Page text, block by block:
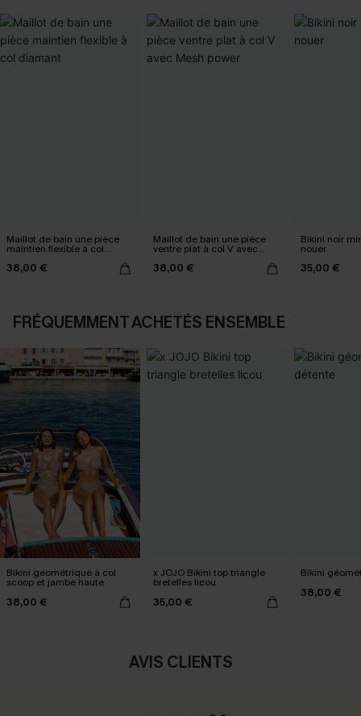
Maillot de bain une pièce
maintien flexible à col
38,00 €
Maillot de bain une pièce
ventre plat à col V avec
Mesh power
38,00 €
Bikini noir
nouer
35,00 €
FRÉQUEMMENT ACHETÉS ENSEMBLE
Bikini géométrique à col
scoop et jambe haute
38,00 €
x JOJO Bikini top triangle
bretelles licou
35,00 €
Bikini
38,00 €
AVIS CLIENTS